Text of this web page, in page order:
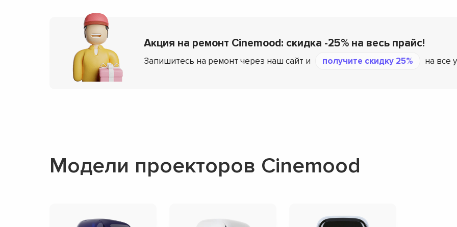
Акция на ремонт Cinemood: скидка -25% на весь прайс!
Запишитесь на ремонт через наш сайт и получите скидку 25% на все
Модели проекторов Cinemood